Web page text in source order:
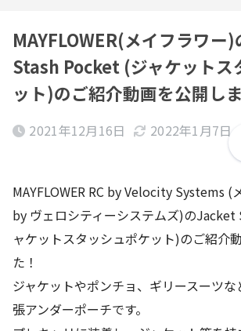
MAYFLOWER(メイフラワー
Stash Pocket (ジャケットス
ット)のご紹介動画を公開し
2021年12月16日 2022年1月7日
MAYFLOWER RC by Velocity Systems (
by ヴェロシティーシステムズ)の
ャケットスタッシュポケット)のご紹介
た！
ジャケットやポンチョ、ギリースーツ
張アンダーポーチです。